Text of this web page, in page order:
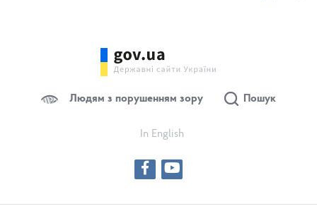
Людям з порушенням зору Пошук
In English